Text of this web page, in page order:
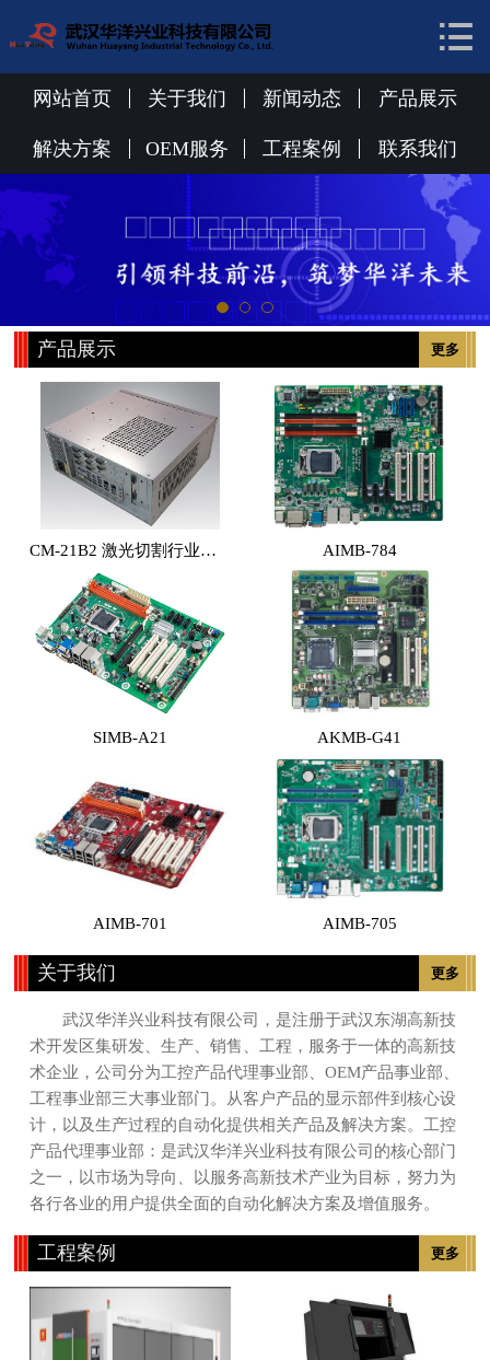
关于我们
新闻动态
解决方案
OEM服务
工程案例
联系我们

网站首页 关于我们 新闻动态 产品展示
解决方案 OEM服务 工程案例 联系我们
更多
产品展示
CM-21B2 激光切割行业专用工控机 （体积小，性能高，价格实惠） AIMB-784
SIMB-A21 AKMB-G41
AIMB-701 AIMB-705
更多
关于我们
武汉华洋兴业科技有限公司，是注册于武汉东湖高新技
术开发区集研发、生产、销售、工程，服务于一体的高新技
术企业，公司分为工控产品代理事业部、OEM产品事业部、
工程事业部三大事业部门。从客户产品的显示部件到核心设
计，以及生产过程的自动化提供相关产品及解决方案。工控
产品代理事业部：是武汉华洋兴业科技有限公司的核心部门
之一，以市场为导向、以服务高新技术产业为目标，努力为
各行各业的用户提供全面的自动化解决方案及增值服务。
更多
工程案例